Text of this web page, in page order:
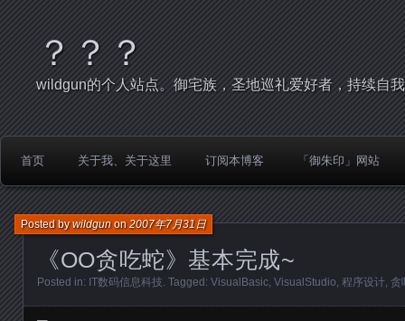
？？？
wildgun的个人站点。御宅族，圣地巡礼爱好者，持续自
首页 关于我、关于这里 订阅本博客 「御朱印」网站
《OO贪吃蛇》基本完成~
Posted bywildgunon2007年7月31日
Posted in: IT数码信息科技. Tagged: VisualBasic, VisualStudio, 程序设计, 贪